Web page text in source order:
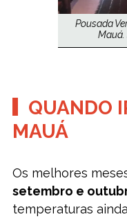
Pousada
Mauá.
QUANDO
MAUÁ
Os melhores
setembro e
temperaturas